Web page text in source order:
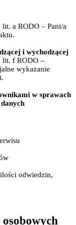
lit. a RODO – Pani/a
i wychodzącej
lit. f RODO –
wykazanie
w sprawach
odwiedzin,